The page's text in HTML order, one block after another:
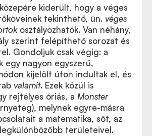
kiderült, hogy a véges
tekinthető, ún. véges
osztályozhatók. Van néhány,
szerint felépíthető sorozat és
Gondoljuk csak végig: a
egy nagyon egyszerű,
kijelölt úton indultak el, és
valamit. Ezek közül is
rejtélyes óriás, a Monster
melynek egyre-másra
a matematika, sőt, az
területeivel.